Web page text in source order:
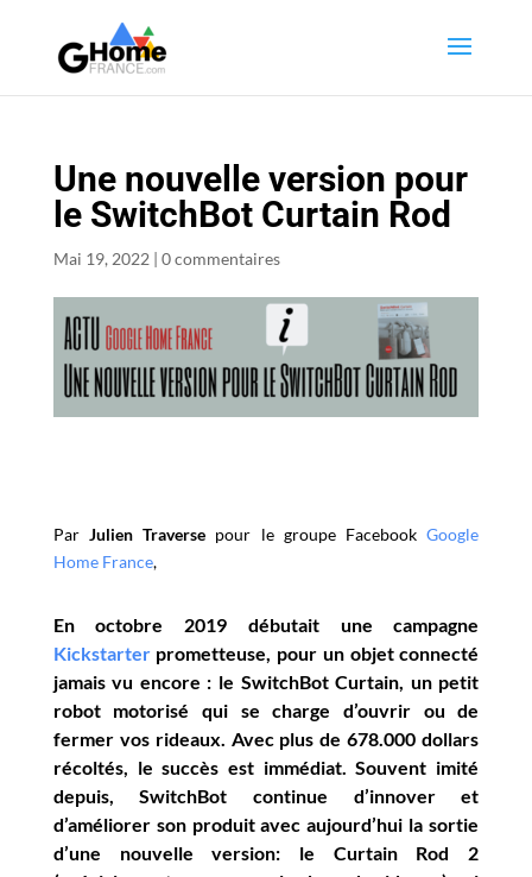
Une nouvelle version pour
le SwitchBot Curtain Rod
Mai 19, 2022 | 0 commentaires
Par Julien Traverse pour le groupe FacebookGoogle
Home France,
En octobre 2019 débutait une campagne
Kickstarterprometteuse, pour un objet connecté
jamais vu encore : le SwitchBot Curtain, un petit
robot motorisé qui se charge d’ouvrir ou de
fermer vos rideaux. Avec plus de 678.000 dollars
récoltés, le succès est immédiat. Souvent imité
depuis, SwitchBot continue d’innover et
d’améliorer son produit avec aujourd’hui la sortie
d’une nouvelle version: le Curtain Rod 2